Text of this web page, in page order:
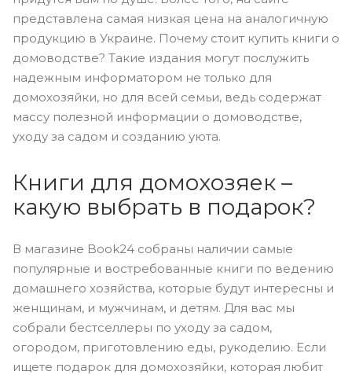
представлена самая низкая цена на аналогичную
продукцию в Украине. Почему стоит купить книги о
домоводстве? Такие издания могут послужить
надежным информатором не только для
домохозяйки, но для всей семьи, ведь содержат
массу полезной информации о домоводстве,
уходу за садом и созданию уюта.
Книги для домохозяек –
какую выбрать в подарок?
В магазине Book24 собраны наличии самые
популярные и востребованные книги по ведению
домашнего хозяйства, которые будут интересны и
женщинам, и мужчинам, и детям. Для вас мы
собрали бестселлеры по уходу за садом,
огородом, приготовлению еды, рукоделию. Если
ищете подарок для домохозяйки, которая любит